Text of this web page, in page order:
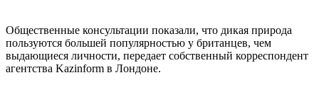
Общественные консультации показали, что дикая природа
пользуются большей популярностью у британцев, чем
выдающиеся личности, передает собственный корреспондент
агентства Kazinform в Лондоне.